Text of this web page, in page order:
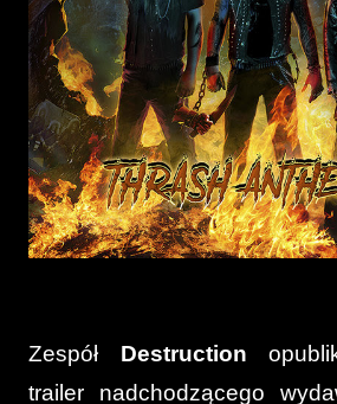
Zespół Destruction
trailer nadchodzącego